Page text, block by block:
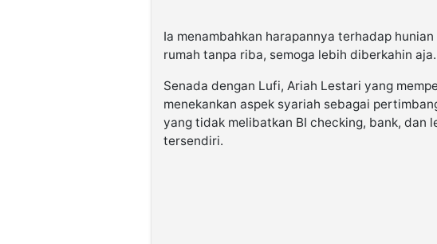
Ia menambahkan harapannya terhadap
rumah tanpa riba, semoga lebih diberkahin
Senada dengan Lufi, Ariah Lestari yang
menekankan aspek syariah sebagai
yang tidak melibatkan BI checking, bank, dan
tersendiri.